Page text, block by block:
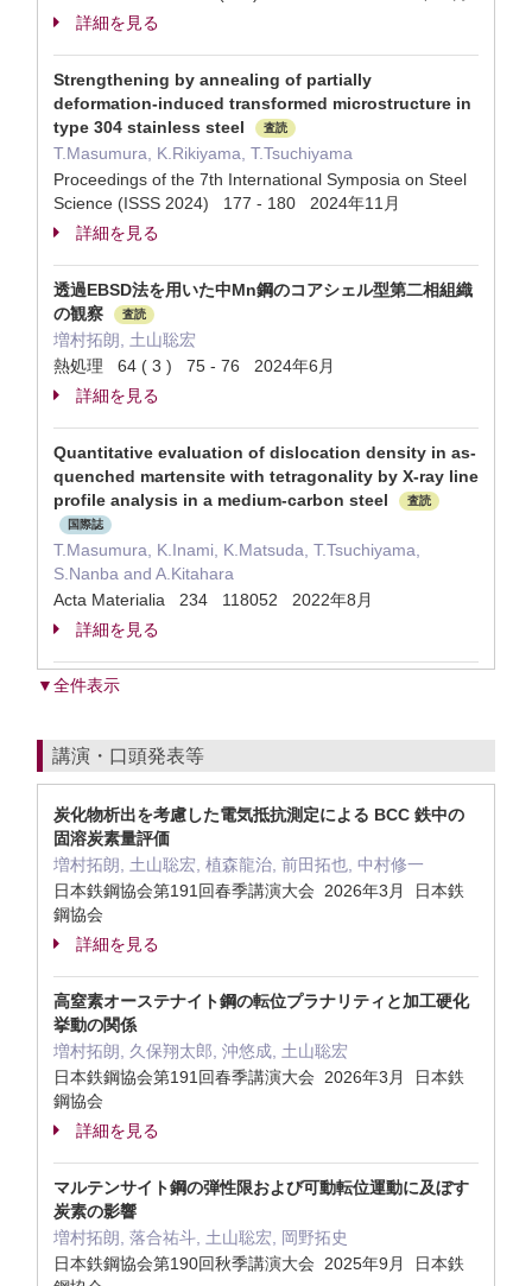
詳細を見る
Strengthening by annealing of partially
deformation-induced transformed microstructure in
type 304 stainless steel
査読
T.Masumura, K.Rikiyama, T.Tsuchiyama
Proceedings of the 7th International Symposia on Steel
Science (ISSS 2024) 177 - 180 2024年11月
詳細を見る
透過EBSD法を用いた中Mn鋼のコアシェル型第二相組織
の観察
査読
増村拓朗, 土山聡宏
熱処理 64 ( 3 ) 75 - 76 2024年6月
詳細を見る
Quantitative evaluation of dislocation density in as-
quenched martensite with tetragonality by X-ray line
profile analysis in a medium-carbon steel
査読
国際誌
T.Masumura, K.Inami, K.Matsuda, T.Tsuchiyama,
S.Nanba and A.Kitahara
Acta Materialia 234 118052 2022年8月
詳細を見る
▼全件表示
講演・口頭発表等
炭化物析出を考慮した電気抵抗測定による BCC 鉄中の
固溶炭素量評価
増村拓朗, 土山聡宏, 植森龍治, 前田拓也, 中村修一
日本鉄鋼協会第191回春季講演大会 2026年3月 日本鉄
鋼協会
詳細を見る
高窒素オーステナイト鋼の転位プラナリティと加工硬化
挙動の関係
増村拓朗, 久保翔太郎, 沖悠成, 土山聡宏
日本鉄鋼協会第191回春季講演大会 2026年3月 日本鉄
鋼協会
詳細を見る
マルテンサイト鋼の弾性限および可動転位運動に及ぼす
炭素の影響
増村拓朗, 落合祐斗, 土山聡宏, 岡野拓史
日本鉄鋼協会第190回秋季講演大会 2025年9月 日本鉄